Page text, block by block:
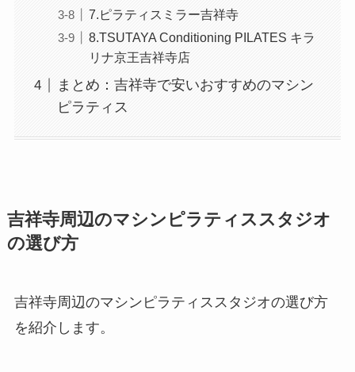
7.ピラティスミラー吉祥寺
8.TSUTAYA Conditioning PILATES キラ
リナ京王吉祥寺店
まとめ：吉祥寺で安いおすすめのマシン
ピラティス
吉祥寺周辺のマシンピラティススタジオ
の選び方
吉祥寺周辺のマシンピラティススタジオの選び方
を紹介します。